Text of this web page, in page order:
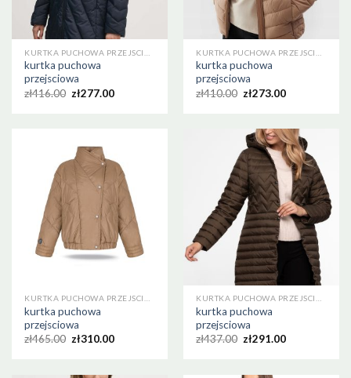
kurtka puchowa
przejsciowa
zł416.00 zł277.00
kurtka puchowa
przejsciowa
zł410.00 zł273.00
kurtka puchowa
przejsciowa
zł465.00 zł310.00
kurtka puchowa
przejsciowa
zł437.00 zł291.00